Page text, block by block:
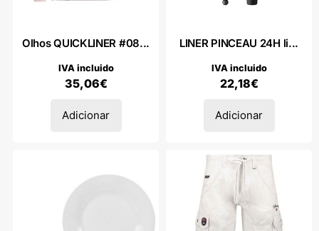
Olhos QUICKLINER #08...
35,06€
IVA incluido
Adicionar
LINER PINCEAU 24H li...
22,18€
IVA incluido
Adicionar